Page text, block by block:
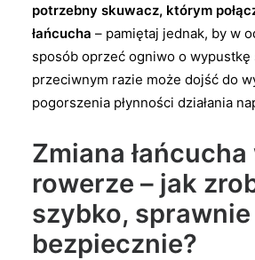
potrzebny skuwacz, którym
łańcucha – pamiętaj jednak, by w
sposób oprzeć ogniwo o wypustkę
przeciwnym razie może dojść do
pogorszenia płynności działania
Zmiana łańcucha
rowerze – jak
szybko, sprawnie
bezpiecznie?